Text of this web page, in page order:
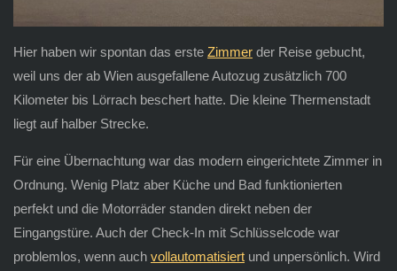
Hier haben wir spontan das erste Zimmerder Reise gebucht,
weil uns der ab Wien ausgefallene Autozug zusätzlich 700
Kilometer bis Lörrach beschert hatte. Die kleine Thermenstadt
liegt auf halber Strecke.
Für eine Übernachtung war das modern eingerichtete Zimmer in
Ordnung. Wenig Platz aber Küche und Bad funktionierten
perfekt und die Motorräder standen direkt neben der
Eingangstüre. Auch der Check-In mit Schlüsselcode war
problemlos, wenn auch vollautomatisiertund unpersönlich. Wird